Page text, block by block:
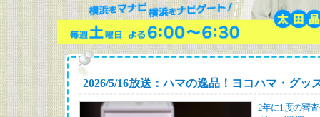
2026/5/16放送：ハマの逸品！ヨコハマ・グッ
2年に1度の審